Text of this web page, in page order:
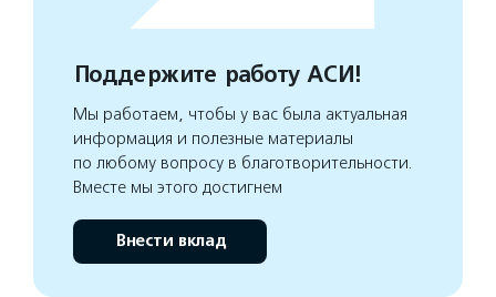
Поддержите работу АСИ!
Мы работаем, чтобы у вас была актуальная
информация и полезные материалы
по любому вопросу в благотворительности.
Вместе мы этого достигнем
Внести вклад